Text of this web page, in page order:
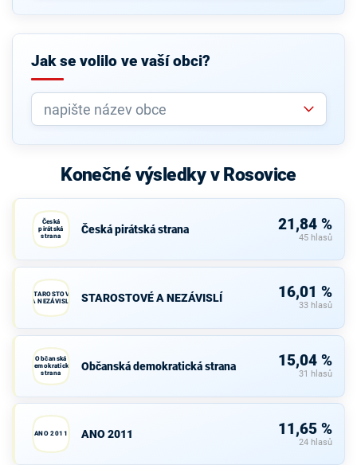
Jak se volilo ve vaší obci?
Konečné výsledky v Rosovice
Česká
pirátská
strana
Česká pirátská strana 21,84 %
45 hlasů
STAROSTOVÉ
A NEZÁVISLÍ
STAROSTOVÉ A NEZÁVISLÍ 16,01 %
33 hlasů
Občanská
demokratická
strana
Občanská demokratická strana 15,04 %
31 hlasů
ANO 2011 ANO 2011 11,65 %
24 hlasů